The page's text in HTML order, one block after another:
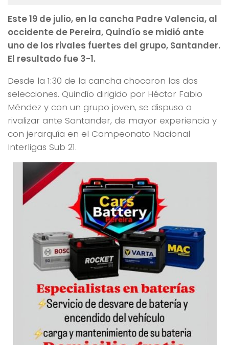
Este 19 de julio, en la cancha Padre Valencia, al
occidente de Pereira, Quindío se midió ante
uno de los rivales fuertes del grupo, Santander.
El resultado fue 3-1.
Desde la 1:30 de la cancha chocaron las dos
selecciones. Quindío dirigido por Héctor Fabio
Méndez y con un grupo joven, se dispuso a
rivalizar ante Santander, de mayor experiencia y
con jerarquía en el Campeonato Nacional
Interligas Sub 21.